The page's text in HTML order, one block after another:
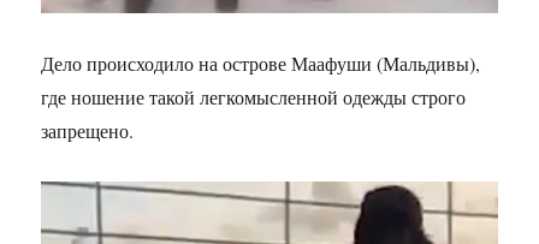
Дело происходило на острове Маафуши (Мальдивы),
где ношение такой легкомысленной одежды строго
запрещено.